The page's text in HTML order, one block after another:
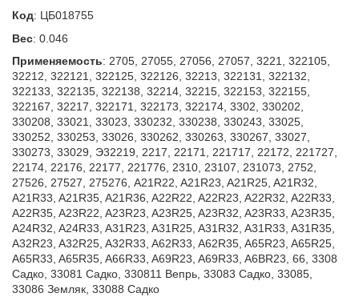
Код: ЦБ018755
Вес: 0.046
Применяемость: 2705, 27055, 27056, 27057, 3221, 322105,
32212, 322121, 322125, 322126, 32213, 322131, 322132,
322133, 322135, 322138, 32214, 32215, 322153, 322155,
322167, 32217, 322171, 322173, 322174, 3302, 330202,
330208, 33021, 33023, 330232, 330238, 330243, 33025,
330252, 330253, 33026, 330262, 330263, 330267, 33027,
330273, 33029, Э32219, 2217, 22171, 221717, 22172, 221727,
22174, 22176, 22177, 221776, 2310, 23107, 231073, 2752,
27526, 27527, 275276, A21R22, A21R23, A21R25, A21R32,
A21R33, A21R35, A21R36, A22R22, A22R23, A22R32, A22R33,
A22R35, A23R22, A23R23, A23R25, A23R32, A23R33, A23R35,
A24R32, A24R33, A31R23, A31R25, A31R32, A31R33, A31R35,
A32R23, A32R25, A32R33, A62R33, A62R35, A65R23, A65R25,
A65R33, A65R35, A66R33, A69R23, A69R33, A6BR23, 66, 3308
Садко, 33081 Садко, 330811 Вепрь, 33083 Садко, 33085,
33086 Земляк, 33088 Садко